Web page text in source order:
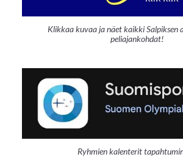
Klikkaa kuvaa ja näet kaikki Salpiksen
peliajankohdat!
Ryhmien kalenterit